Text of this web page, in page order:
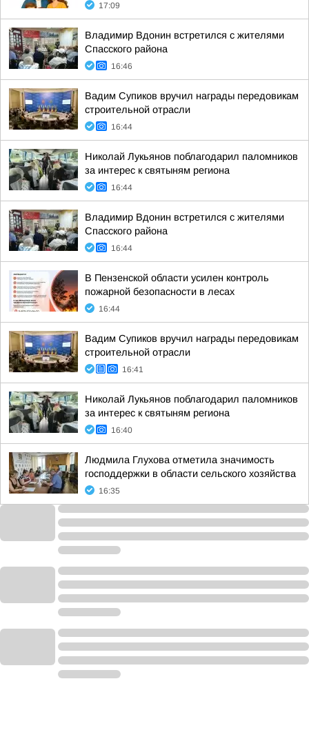
17:09
Владимир Вдонин встретился с жителями
Спасского района
16:46
Вадим Супиков вручил награды передовикам
строительной отрасли
16:44
Николай Лукьянов поблагодарил паломников
за интерес к святыням региона
16:44
Владимир Вдонин встретился с жителями
Спасского района
16:44
В Пензенской области усилен контроль
пожарной безопасности в лесах
16:44
Вадим Супиков вручил награды передовикам
строительной отрасли
16:41
Николай Лукьянов поблагодарил паломников
за интерес к святыням региона
16:40
Людмила Глухова отметила значимость
господдержки в области сельского хозяйства
16:35